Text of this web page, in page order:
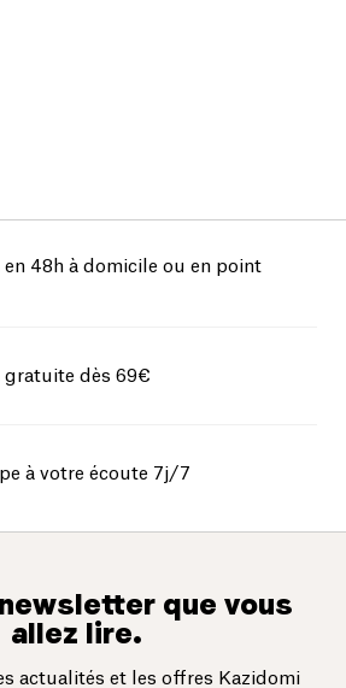
en 48h à domicile ou en point
gratuite dès 69€
à votre écoute 7j/7
que vous
allez lire.
actualités et les offres Kazidomi